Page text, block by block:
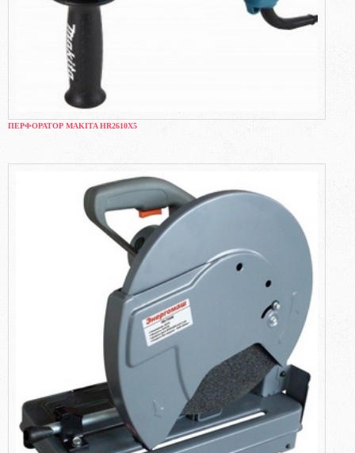
ПЕРФОРАТОР MAKITA HR2610X5